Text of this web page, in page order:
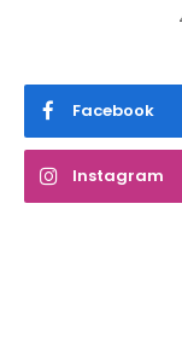
Facebook
Instagram